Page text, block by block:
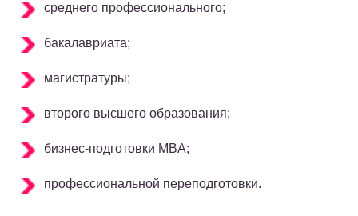
среднего профессионального;
бакалавриата;
магистратуры;
второго высшего образования;
бизнес-подготовки MBA;
профессиональной переподготовки.